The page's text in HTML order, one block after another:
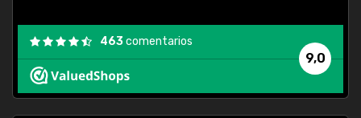
9,0
463comentarios